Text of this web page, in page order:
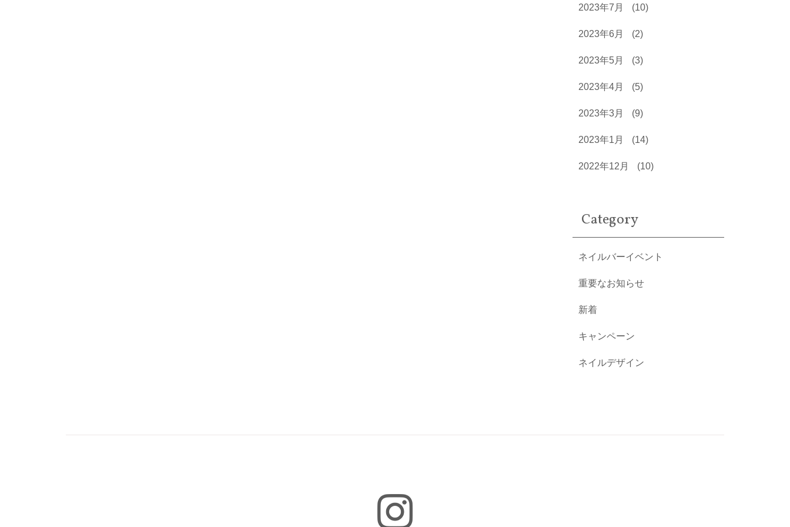
2023年7月 (10)
2023年6月 (2)
2023年5月 (3)
2023年4月 (5)
2023年3月 (9)
2023年1月 (14)
2022年12月 (10)
Category
ネイルバーイベント
重要なお知らせ
新着
キャンペーン
ネイルデザイン